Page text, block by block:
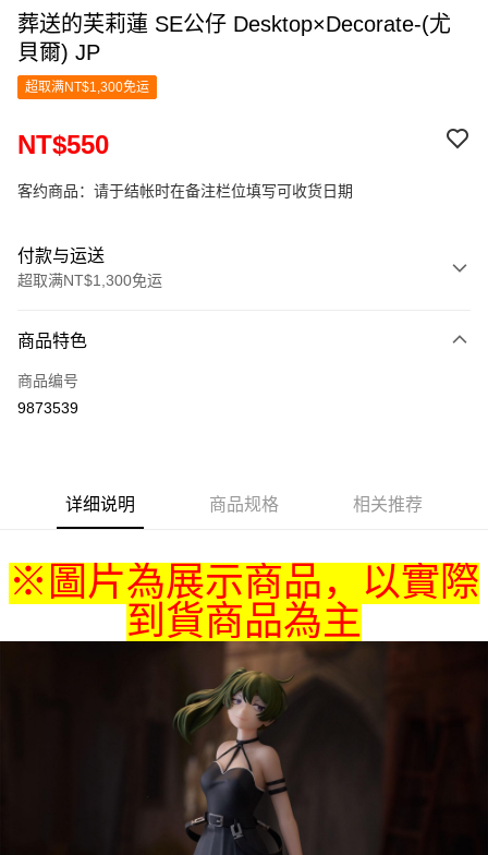
葬送的芙莉蓮 SE公仔 Desktop×Decorate-(尤
貝爾) JP
超取满NT$1,300免运
NT$550
客约商品：请于结帐时在备注栏位填写可收货日期
付款与运送
超取满NT$1,300免运
信用卡一次付款
超商取货付款
ATM付款
每笔NT$65，满NT$1,300(含以上)免运费
每笔NT$65，满NT$1,300(含以上)免运费
商品特色
商品编号
9873539
详细说明 商品规格 相关推荐
※圖片為展示商品，以實際
到貨商品為主